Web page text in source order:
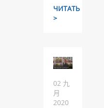
ЧИТАТЬ
>
02 九
月
2020